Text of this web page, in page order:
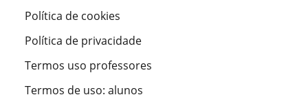
Política de cookies
Política de privacidade
Termos uso professores
Termos de uso: alunos